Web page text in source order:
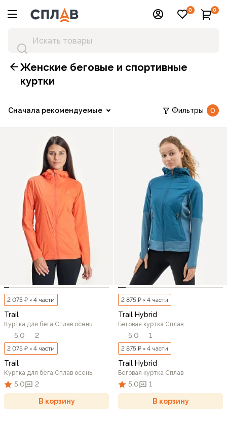
0 0
Женские беговые и спортивные
куртки
Сначала рекомендуемые Фильтры 0
2 075 ₽ × 4 части
Trail
Куртка для бега Сплав осень
5,0 2
2 075 ₽ × 4 части
Trail
Куртка для бега Сплав осень
5,0 2
В корзину
2 875 ₽ × 4 части
Trail Hybrid
Беговая куртка Сплав
5,0 1
2 875 ₽ × 4 части
Trail Hybrid
Беговая куртка Сплав
5,0 1
В корзину